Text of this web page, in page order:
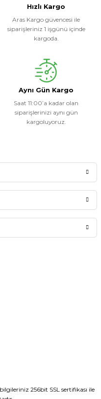
Hızlı Kargo
Aras Kargo güvencesi ile
siparişleriniz 1 işgünü içinde
kargoda.
Aynı Gün Kargo
Saat 11:00’a kadar olan
siparişlerinizi aynı gün
kargoluyoruz.
256bit SSL sertifikası ile